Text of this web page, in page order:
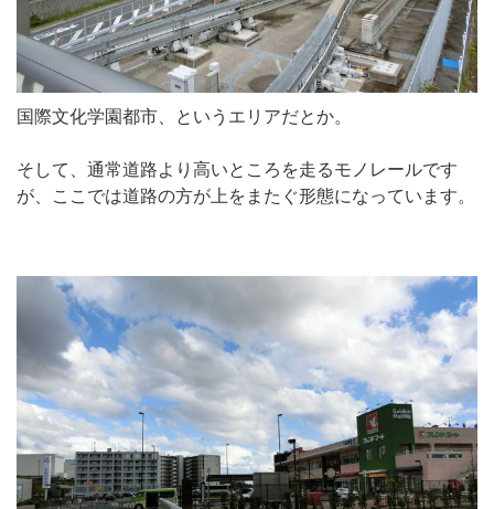
国際文化学園都市、というエリアだとか。
そして、通常道路より高いところを走るモノレールです
が、ここでは道路の方が上をまたぐ形態になっています。